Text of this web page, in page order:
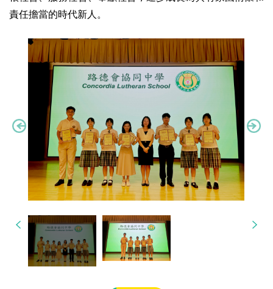
責任擔當的時代新人。